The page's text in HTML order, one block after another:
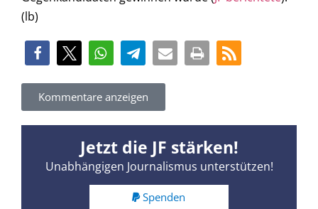
(lb)
Kommentare anzeigen
Jetzt die JF stärken!
Unabhängigen Journalismus unterstützen!
Spenden